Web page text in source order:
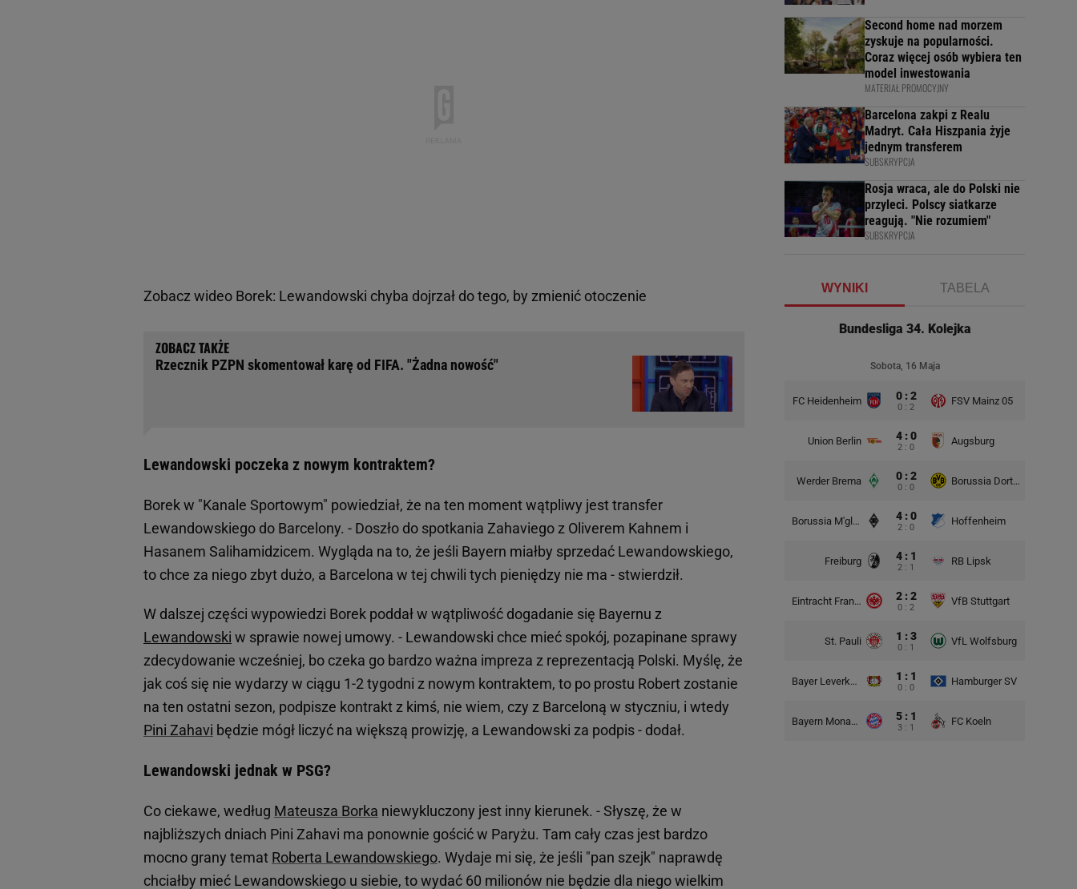
Zobacz wideo Borek: Lewandowski chyba dojrzał do tego, by zmienić otoczenie
Rzecznik PZPN skomentował karę od FIFA. "Żadna nowość"
Lewandowski poczeka z nowym kontraktem?
Borek w "Kanale Sportowym" powiedział, że na ten moment wątpliwy jest transfer
Lewandowskiego do Barcelony. - Doszło do spotkania Zahaviego z Oliverem Kahnem i
Hasanem Salihamidzicem. Wygląda na to, że jeśli Bayern miałby sprzedać Lewandowskiego,
to chce za niego zbyt dużo, a Barcelona w tej chwili tych pieniędzy nie ma - stwierdził.
W dalszej części wypowiedzi Borek poddał w wątpliwość dogadanie się Bayernu z
Lewandowski w sprawie nowej umowy. - Lewandowski chce mieć spokój, pozapinane sprawy
zdecydowanie wcześniej, bo czeka go bardzo ważna impreza z reprezentacją Polski. Myślę, że
jak coś się nie wydarzy w ciągu 1-2 tygodni z nowym kontraktem, to po prostu Robert zostanie
na ten ostatni sezon, podpisze kontrakt z kimś, nie wiem, czy z Barceloną w styczniu, i wtedy
Pini Zahavi będzie mógł liczyć na większą prowizję, a Lewandowski za podpis - dodał.
Lewandowski jednak w PSG?
Co ciekawe, według Mateusza Borka niewykluczony jest inny kierunek. - Słyszę, że w
najbliższych dniach Pini Zahavi ma ponownie gościć w Paryżu. Tam cały czas jest bardzo
mocno grany temat Roberta Lewandowskiego. Wydaje mi się, że jeśli "pan szejk" naprawdę
chciałby mieć Lewandowskiego u siebie, to wydać 60 milionów nie będzie dla niego wielkim
Second home nad morzem
zyskuje na popularności.
Coraz więcej osób wybiera ten
model inwestowania
MATERIAŁ PROMOCYJNY
Barcelona zakpi z Realu
Madryt. Cała Hiszpania żyje
jednym transferem
SUBSKRYPCJA
Rosja wraca, ale do Polski nie
przyleci. Polscy siatkarze
reagują. "Nie rozumiem"
SUBSKRYPCJA
WYNIKI TABELA
Bundesliga 34. Kolejka
Sobota, 16 Maja
FC Heidenheim 0 : 2
0 : 2
FSV Mainz 05
Union Berlin 4 : 0
2 : 0
Augsburg
Werder Brema 0 : 2
0 : 0
Borussia Dortmund
Borussia M'gladbach 4 : 0
2 : 0
Hoffenheim
Freiburg 4 : 1
2 : 1
RB Lipsk
Eintracht Frankfurt 2 : 2
0 : 2
VfB Stuttgart
St. Pauli 1 : 3
0 : 1
VfL Wolfsburg
Bayer Leverkusen 1 : 1
0 : 0
Hamburger SV
Bayern Monachium 5 : 1
3 : 1
FC Koeln